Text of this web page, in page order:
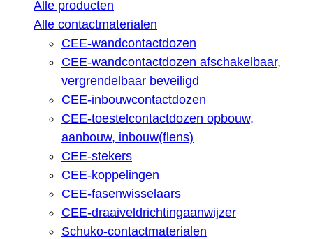
Alle producten
Alle contactmaterialen
CEE-wandcontactdozen
CEE-wandcontactdozen afschakelbaar,
vergrendelbaar beveiligd
CEE-inbouwcontactdozen
CEE-toestelcontactdozen opbouw,
aanbouw, inbouw(flens)
CEE-stekers
CEE-koppelingen
CEE-fasenwisselaars
CEE-draaiveldrichtingaanwijzer
Schuko-contactmaterialen